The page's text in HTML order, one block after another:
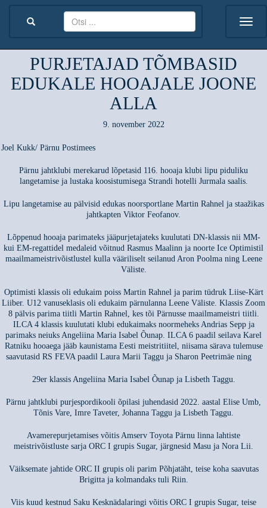
PURJETAJAD TÕMBASID
EDUKALE HOOAJALE JOONE
ALLA
9. november 2022
Joel Kukk/ Pärnu Postimees
Pärnu jahtklubi merekarud lõpetasid 116. hooaja klubi lipu piduliku
langetamise ja lustaka koosistumisega Strandi hotelli Jurmala saalis.
Lipu langetamise au pälvisid edukas noorsportlane Martin Rahnel ja staažikas
jahtkapten Viktor Feofanov.
Lõppenud hooaja parimateks jääpurjetajateks kuulutati DN-klassis nii MM-
kui EM-regattidel medaleid võitnud Rasmus Maalinn ja noorte Ice Optimistil
maailmameistrivõistlustel kulla vääriliselt seilanud Aron Poolma ning Leene
Väliste.
Optimisti klassis oli edukaim poiss Martin Rahnel ja parim tüdruk Liise-Kärt
Liiber. U12 vanuseklasis oli edukaim pärnulanna Leene Väliste. Klassis Zoom
8 pälvis parima tiitli Martin Rahnel, kes tõi Pärnusse maailmameistri tiitli.
ILCA 4 klassis kuulutati klubi edukaimaks noormeheks Andrias Sepp ja
parimaks neiuks Angeliina Maria Isabel Õunap. ILCA 6 paadil seilava Karel
Ratniku hooaega jääb kaunistama Eesti meistritiitel, niisama särava tulemuse
saavutasid RS FEVA paadil Laura Marii Taggu ja Sharon Peetrimäe ning
29er klassis Angeliina Maria Isabel Õunap ja Lisbeth Taggu.
Pärnu jahtklubi purjespordikooli õpilasi juhendasid 2022. aastal Elise Umb,
Tõnis Vare, Imre Taveter, Johanna Taggu ja Lisbeth Taggu.
Avamerepurjetamises võitis Amserv Toyota Pärnu linna lahtiste
meistrivõistluste sarja ORC I grupis Sugar, järgnesid Masu ja Nora Lii.
Väiksemate jahtide ORC II grupis oli parim Põhjatäht, teise koha saavutas
Brigitta ja kolmandaks tuli Riin.
Viis kuud kestnud Saku Kesknädalaringi võitis ORC I grupis Sugar, teise